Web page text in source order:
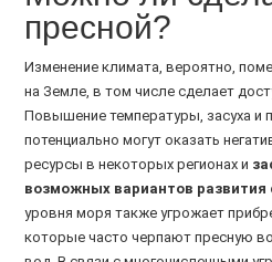
пресной?
Изменение климата, вероятно,
на Земле, в том числе сделает
Повышение температуры, засуха и
потенциально могут оказать
ресурсы в некоторых регионах и
возможных вариантов развития
уровня моря также угрожает
которые часто черпают пресную